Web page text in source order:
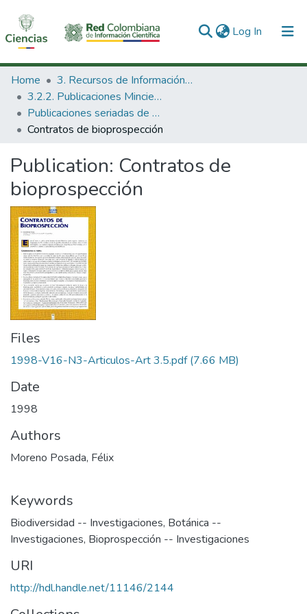
Log In (current)
Communities & Collections
All of DSpace
Statistics
Home
3. Recursos de Información Científica y Tecnológica
3.2.2. Publicaciones Minciencias
Publicaciones seriadas de Minciencias
Contratos de bioprospección
Publication: Contratos de
bioprospección
Files
1998-V16-N3-Articulos-Art 3.5.pdf(7.66 MB)
Date
1998
Authors
Moreno Posada, Félix
Keywords
Biodiversidad -- Investigaciones, Botánica --
Investigaciones, Bioprospección -- Investigaciones
URI
http://hdl.handle.net/11146/2144